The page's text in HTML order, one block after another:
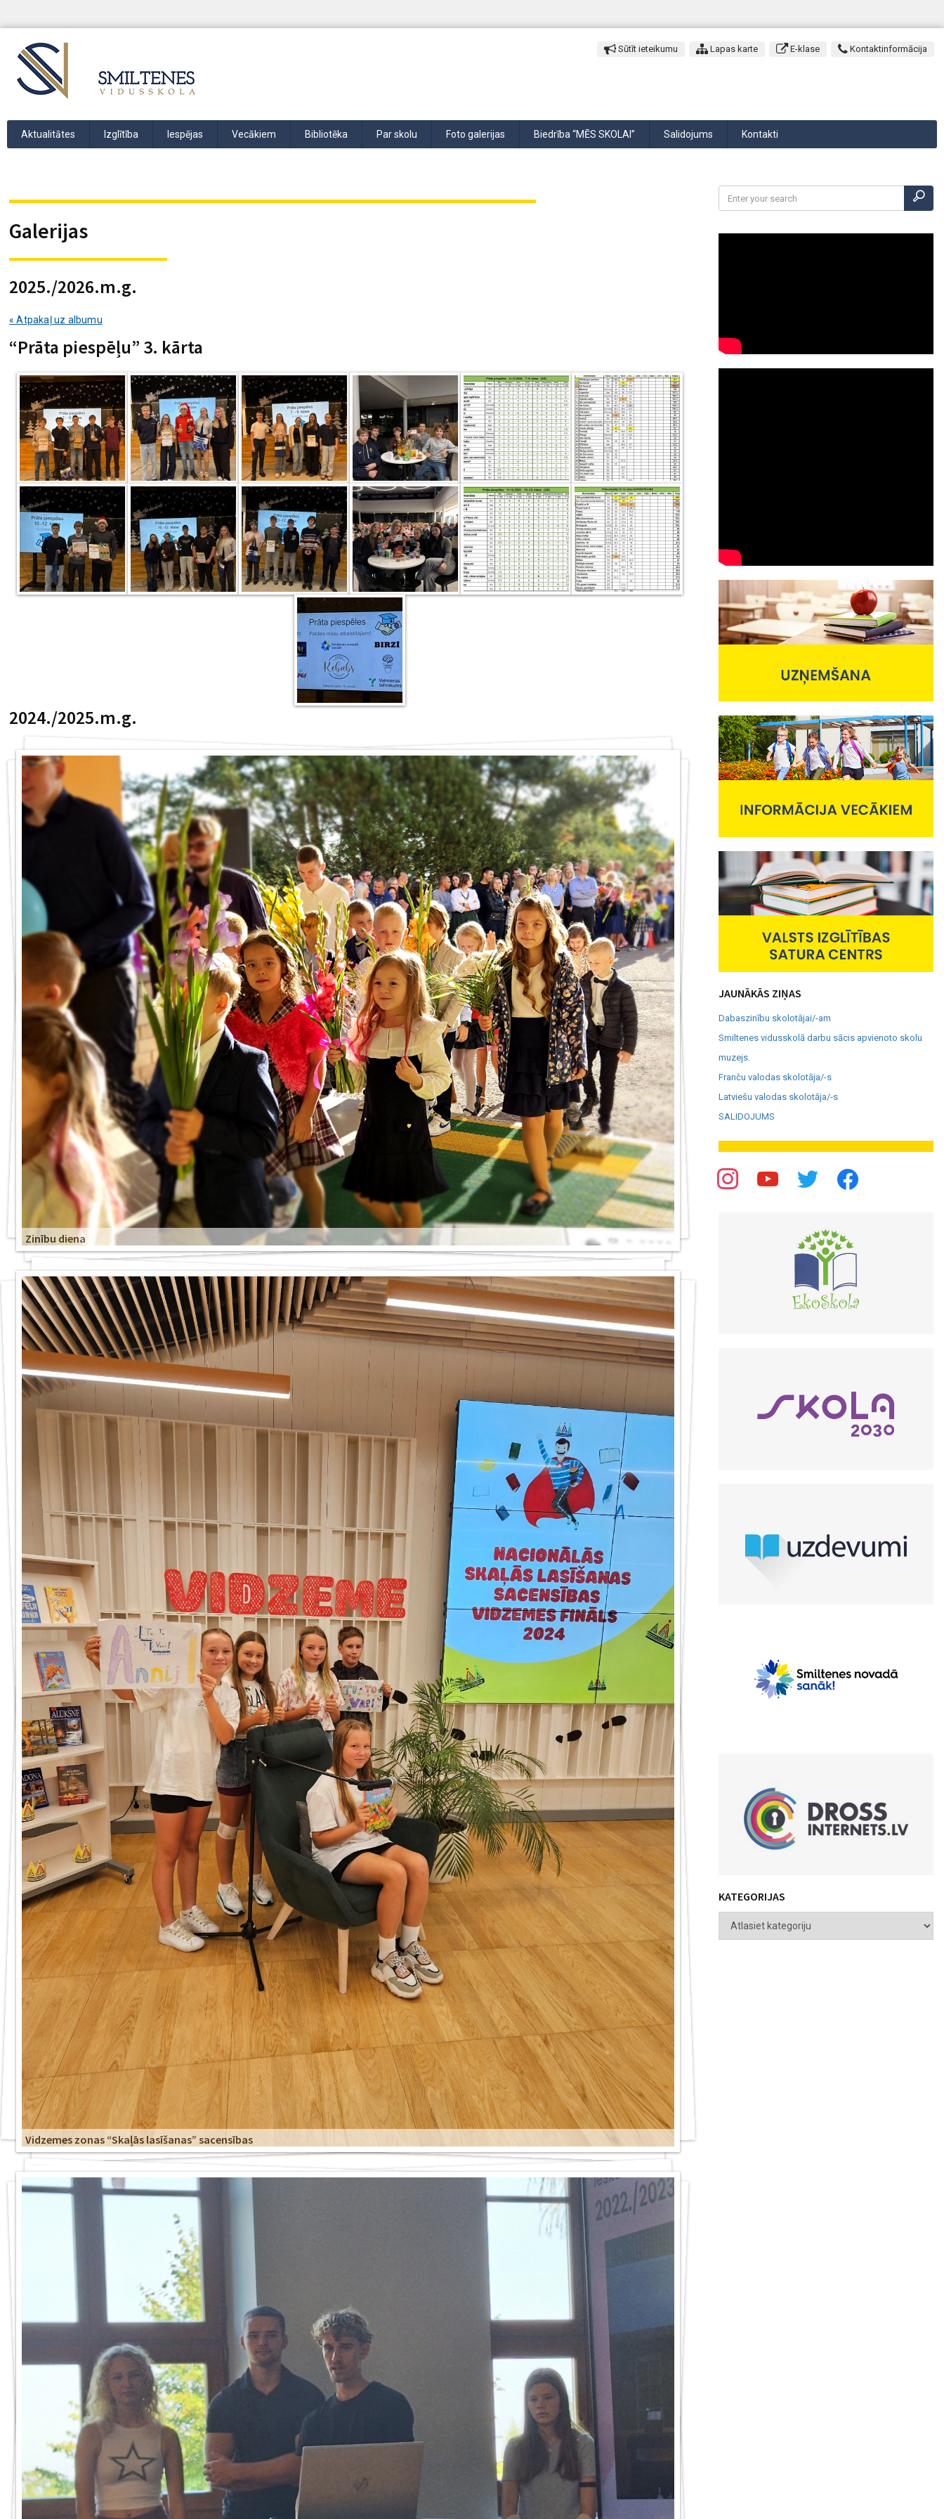
Sūtīt ieteikumu Lapas karte E-klase Kontaktinformācija
Aktualitātes Izglītība Iespējas Vecākiem Bibliotēka Par skolu Foto galerijas Biedrība “MĒS SKOLAI” Salidojums Kontakti
Galerijas
2025./2026.m.g.
« Atpakaļ uz albumu
“Prāta piespēļu” 3. kārta
2024./2025.m.g.
Zinību diena
Vidzemes zonas “Skaļās lasīšanas” sacensības
JAUNĀKĀS ZIŅAS
Dabaszinību skolotājai/-am
Smiltenes vidusskolā darbu sācis apvienoto skolu
muzejs.
Franču valodas skolotāja/-s
Latviešu valodas skolotāja/-s
SALIDOJUMS
KATEGORIJAS